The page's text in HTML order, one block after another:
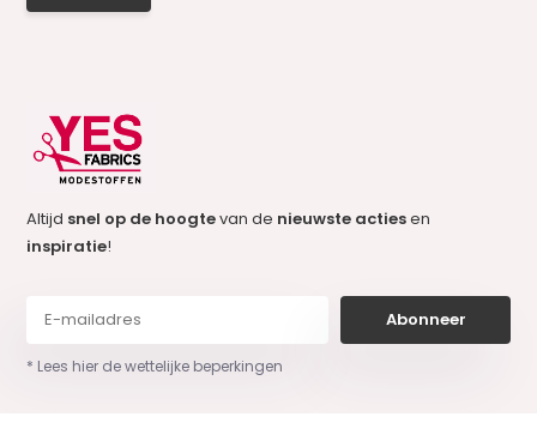
Altijd snel op de hoogtevan de nieuwste actiesen
inspiratie!
Abonneer
* Lees hier de wettelijke beperkingen